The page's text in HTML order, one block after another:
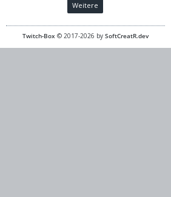
Weitere
Twitch-Box © 2017-2026 by SoftCreatR.dev